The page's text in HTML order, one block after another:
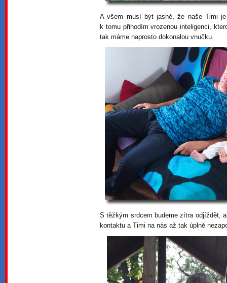
A všem musí být jasné, že naše Timi
k tomu přihodím vrozenou inteligenci,
tak máme naprosto dokonalou vnučku.
S těžkým srdcem budeme zítra odjíždět,
kontaktu a Timi na nás až tak úplně